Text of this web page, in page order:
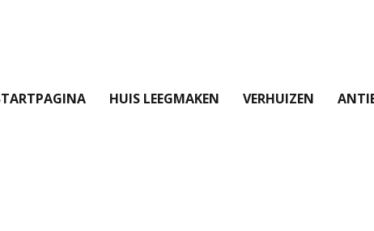
HUIS LEEGMAKEN VERHUIZEN